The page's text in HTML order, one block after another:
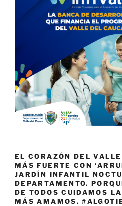
EL CORAZÓN DEL
MÁS FUERTE CON
JARDÍN INFANTIL
DEPARTAMENTO.
DE TODOS CUIDAMOS
MÁS AMAMOS.